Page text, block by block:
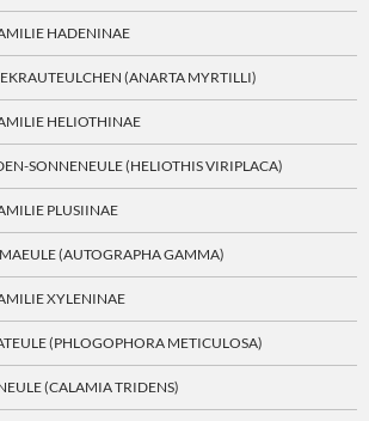
HADENINAE
(ANARTA MYRTILLI)
HELIOTHINAE
SONNENEULE (HELIOTHIS VIRIPLACA)
PLUSIINAE
(AUTOGRAPHA GAMMA)
XYLENINAE
(PHLOGOPHORA METICULOSA)
(CALAMIA TRIDENS)